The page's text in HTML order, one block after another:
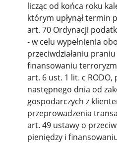
licząc od końca roku
którym upłynął termin
art. 70 Ordynacji
- w celu wypełnienia
przeciwdziałaniu
finansowaniu
art. 6 ust. 1 lit. c RODO,
następnego dnia od
gospodarczych z
przeprowadzenia
art. 49 ustawy o
pieniędzy i